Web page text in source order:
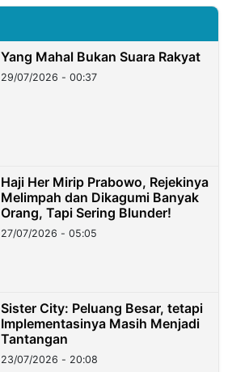
Yang Mahal Bukan Suara Rakyat
29/07/2026 - 00:37
Haji Her Mirip Prabowo, Rejekinya
Melimpah dan Dikagumi Banyak
Orang, Tapi Sering Blunder!
27/07/2026 - 05:05
Sister City: Peluang Besar, tetapi
Implementasinya Masih Menjadi
Tantangan
23/07/2026 - 20:08